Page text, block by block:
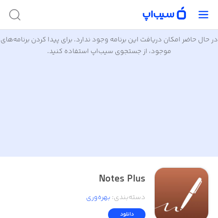
در حال حاضر امکان دریافت این برنامه وجود ندارد. برای پیدا کردن برنامه‌های
موجود، از جستجوی سیب‌اپ استفاده کنید.
Notes Plus
دسته‌بندی: بهره‌وری
دانلود